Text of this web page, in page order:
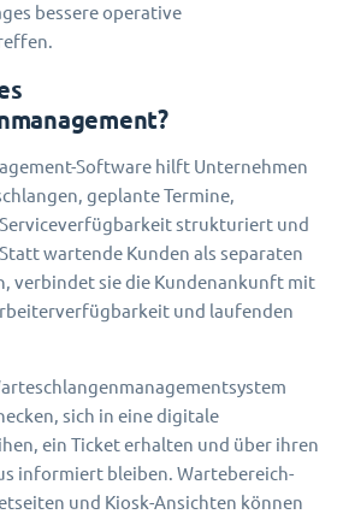
bessere operative
Software hilft Unternehmen
geplante Termine,
strukturiert und
wartende Kunden als separaten
verbindet sie die Kundenankunft mit
und laufenden
sich in eine digitale
ein Ticket erhalten und über ihren
informiert bleiben. Wartebereich-
und Kiosk-Ansichten können